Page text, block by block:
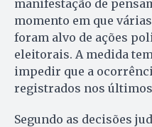
manifestação de
momento em que
foram alvo de ações
eleitorais. A medida
impedir que a
registrados nos
Segundo as decisões